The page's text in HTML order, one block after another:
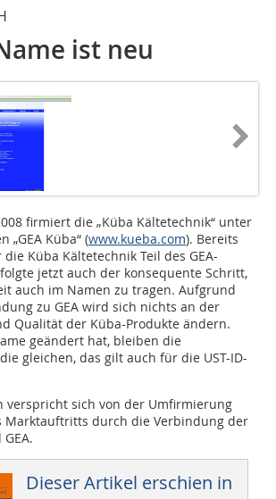
ist neu
firmiert die „Küba Kältetechnik“ unter
„GEA Küba“ (www.kueba.com). Bereits
Küba Kältetechnik Teil des GEA-
jetzt auch der konsequente Schritt,
auch im Namen zu tragen. Aufgrund
zu GEA wird sich nichts an der
Qualität der Küba-Produkte ändern.
geändert hat, bleiben die
gleichen, das gilt auch für die UST-ID-
verspricht sich von der Umfirmierung
Marktauftritts durch die Verbindung der
Dieser Artikel erschien in